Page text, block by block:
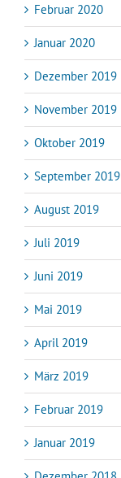
Februar 2020
Januar 2020
Dezember 2019
November 2019
Oktober 2019
September 2019
August 2019
Juli 2019
Juni 2019
Mai 2019
April 2019
März 2019
Februar 2019
Januar 2019